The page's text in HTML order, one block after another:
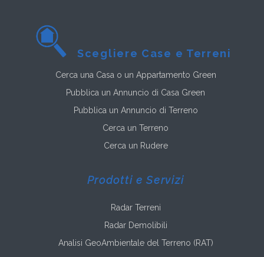
Scegliere Case e Terreni
Cerca una Casa o un Appartamento Green
Pubblica un Annuncio di Casa Green
Pubblica un Annuncio di Terreno
Cerca un Terreno
Cerca un Rudere
Prodotti e Servizi
Radar Terreni
Radar Demolibili
Analisi GeoAmbientale del Terreno (RAT)